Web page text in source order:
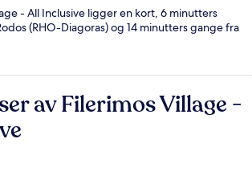
- All Inclusive ligger en kort, 6 minutters
(RHO-Diagoras) og 14 minutters gange fra
av Filerimos Village -